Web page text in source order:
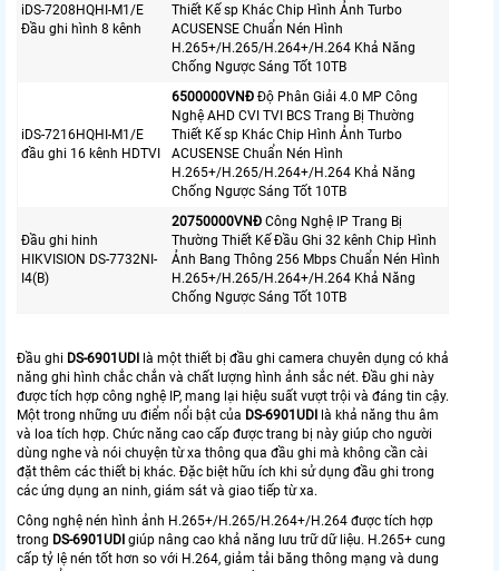
iDS-7208HQHI-M1/E
Đầu ghi hình 8 kênh
Thiết Kế sp Khác Chip Hình Ảnh Turbo
ACUSENSE Chuẩn Nén Hình
H.265+/H.265/H.264+/H.264 Khả Năng
Chống Ngược Sáng Tốt 10TB
iDS-7216HQHI-M1/E
đầu ghi 16 kênh HDTVI
6500000VNÐ Độ Phân Giải 4.0 MP Công
Nghệ AHD CVI TVI BCS Trang Bị Thường
Thiết Kế sp Khác Chip Hình Ảnh Turbo
ACUSENSE Chuẩn Nén Hình
H.265+/H.265/H.264+/H.264 Khả Năng
Chống Ngược Sáng Tốt 10TB
Đầu ghi hinh
HIKVISION DS-7732NI-
I4(B)
20750000VNÐ Công Nghệ IP Trang Bị
Thường Thiết Kế Đầu Ghi 32 kênh Chip Hình
Ảnh Bang Thông 256 Mbps Chuẩn Nén Hình
H.265+/H.265/H.264+/H.264 Khả Năng
Chống Ngược Sáng Tốt 10TB
Đầu ghi DS-6901UDI là một thiết bị đầu ghi camera chuyên dụng có khả
năng ghi hình chắc chắn và chất lượng hình ảnh sắc nét. Đầu ghi này
được tích hợp công nghệ IP, mang lại hiệu suất vượt trội và đáng tin cậy.
Một trong những ưu điểm nổi bật của DS-6901UDI là khả năng thu âm
và loa tích hợp. Chức năng cao cấp được trang bị này giúp cho người
dùng nghe và nói chuyện từ xa thông qua đầu ghi mà không cần cài
đặt thêm các thiết bị khác. Đặc biệt hữu ích khi sử dụng đầu ghi trong
các ứng dụng an ninh, giám sát và giao tiếp từ xa.
Công nghệ nén hình ảnh H.265+/H.265/H.264+/H.264 được tích hợp
trong DS-6901UDI giúp nâng cao khả năng lưu trữ dữ liệu. H.265+ cung
cấp tỷ lệ nén tốt hơn so với H.264, giảm tải băng thông mạng và dung